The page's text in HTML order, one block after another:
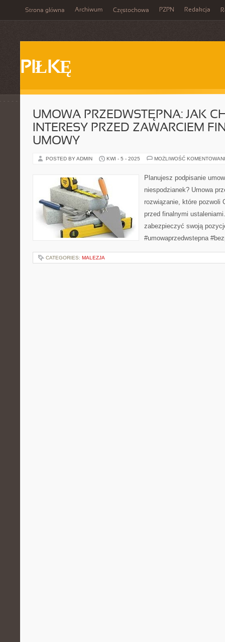
Strona główna Archiwum Częstochowa PZPN Redakcja
PIŁKĘ
UMOWA PRZEDWSTĘPNA: JAK
INTERESY PRZED ZAWARCIEM
UMOWY
POSTED BY ADMIN KWI - 5 - 2025 MOŻLIWOŚĆ
Planujesz podpisanie
niespodzianek? Umowa
rozwiązanie, które pozwoli
przed finalnymi
zabezpieczyć swoją
#umowaprzedwstepna
CATEGORIES: MALEZJA